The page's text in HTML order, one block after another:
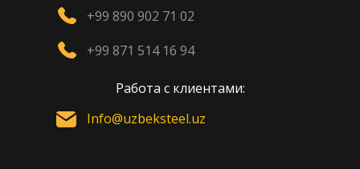
+99 890 902 71 02
+99 871 514 16 94
Работа с клиентами:
Info@uzbeksteel.uz